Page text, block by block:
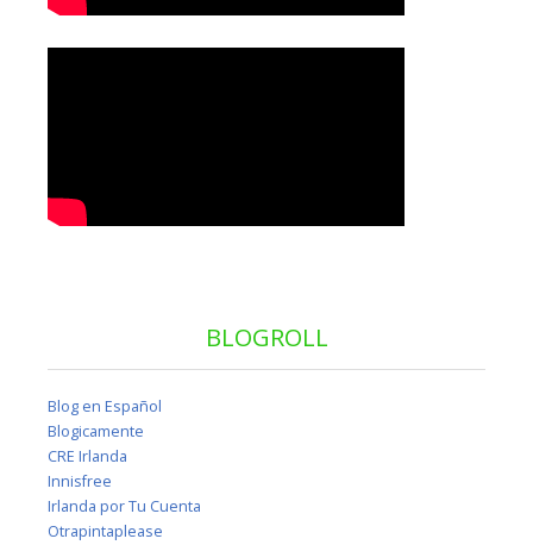
BLOGROLL
Blog en Español
Blogicamente
CRE Irlanda
Innisfree
Irlanda por Tu Cuenta
Otrapintaplease